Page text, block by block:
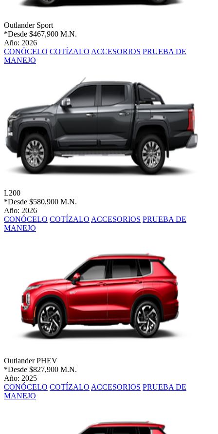
Outlander Sport
*Desde $467,900 M.N.
Año: 2026
CONÓCELO COTÍZALO ACCESORIOS PRUEBA DE
MANEJO
L200
*Desde $580,900 M.N.
Año: 2026
CONÓCELO COTÍZALO ACCESORIOS PRUEBA DE
MANEJO
Outlander PHEV
*Desde $827,900 M.N.
Año: 2025
CONÓCELO COTÍZALO ACCESORIOS PRUEBA DE
MANEJO